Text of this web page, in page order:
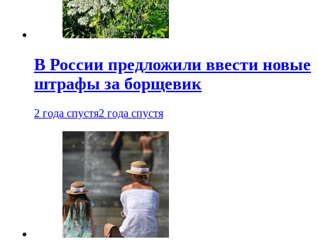
В России предложили ввести новые
штрафы за борщевик
2 года спустя2 года спустя